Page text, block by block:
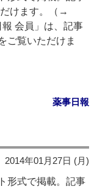
けます。（→
会員」は、記事
ご覧いただけま
薬事日報
2014年01月27日 (月)
形式で掲載。記事